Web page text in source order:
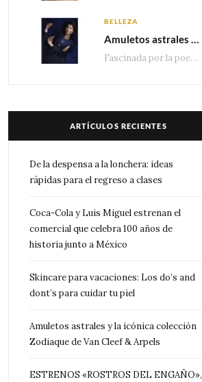
BELLEZA
Amuletos astrales y la icónica colección Zodiaque de Van Cleef & Arpels
Fascinada por la poesía de las estrellas, la Maison Van Cleef & Arpels celebra la llegada de las…
ARTÍCULOS RECIENTES
De la despensa a la lonchera: ideas
rápidas para el regreso a clases
Coca-Cola y Luis Miguel estrenan el
comercial que celebra 100 años de
historia junto a México
Skincare para vacaciones: Los do’s and
dont’s para cuidar tu piel
Amuletos astrales y la icónica colección
Zodiaque de Van Cleef & Arpels
ESTRENOS «ROSTROS DEL ENGAÑO»,